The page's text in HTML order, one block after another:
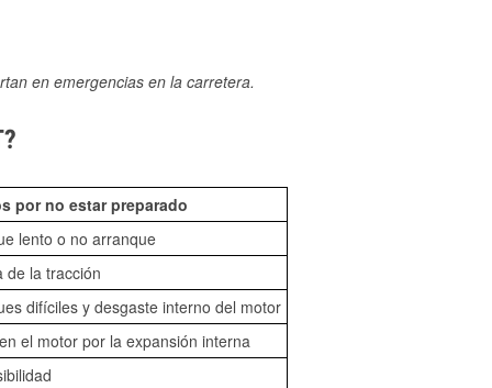
en emergencias en la carretera.
por no estar preparado
lento o no arranque
de la tracción
difíciles y desgaste interno del motor
el motor por la expansión interna